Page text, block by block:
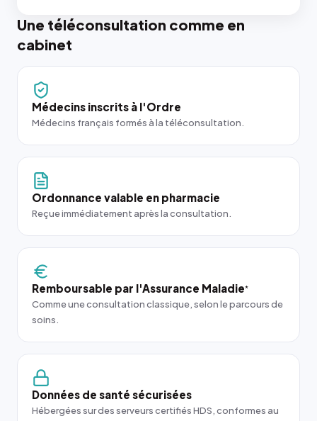
Une téléconsultation comme en
cabinet
Médecins inscrits à l'Ordre
Médecins français formés à la téléconsultation.
Ordonnance valable en pharmacie
Reçue immédiatement après la consultation.
Remboursable par l'Assurance Maladie*
Comme une consultation classique, selon le parcours de
soins.
Données de santé sécurisées
Hébergées sur des serveurs certifiés HDS, conformes au